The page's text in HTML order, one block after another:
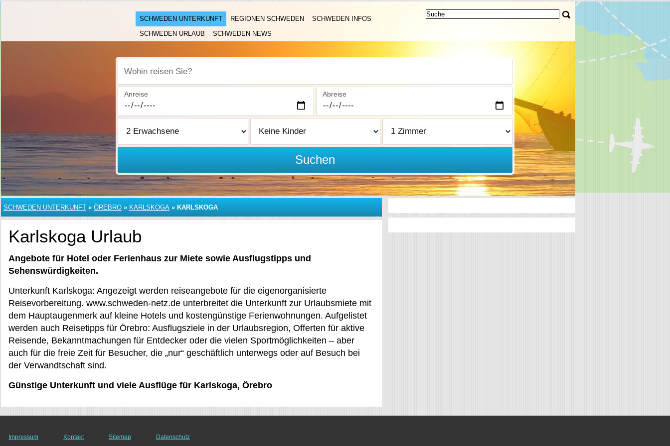
SCHWEDEN UNTERKUNFT REGIONEN SCHWEDEN
SCHWEDEN INFOS
SCHWEDEN URLAUB
SCHWEDEN NEWS
Wohin reisen Sie?
Anreise Abreise
Suchen
SCHWEDEN UNTERKUNFT » ÖREBRO » KARLSKOGA » KARLSKOGA
Karlskoga Urlaub
Angebote für Hotel oder Ferienhaus zur Miete sowie Ausflugstipps und
Sehenswürdigkeiten.
Unterkunft Karlskoga: Angezeigt werden reiseangebote für die eigenorganisierte
Reisevorbereitung. www.schweden-netz.de unterbreitet die Unterkunft zur Urlaubsmiete mit
dem Hauptaugenmerk auf kleine Hotels und kostengünstige Ferienwohnungen. Aufgelistet
werden auch Reisetipps für Örebro: Ausflugsziele in der Urlaubsregion, Offerten für aktive
Reisende, Bekanntmachungen für Entdecker oder die vielen Sportmöglichkeiten – aber
auch für die freie Zeit für Besucher, die „nur“ geschäftlich unterwegs oder auf Besuch bei
der Verwandtschaft sind.
Günstige Unterkunft und viele Ausflüge für Karlskoga, Örebro
Impressum Kontakt Sitemap Datenschutz